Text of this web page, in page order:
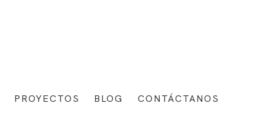
PROYECTOS BLOG CONTÁCTANOS